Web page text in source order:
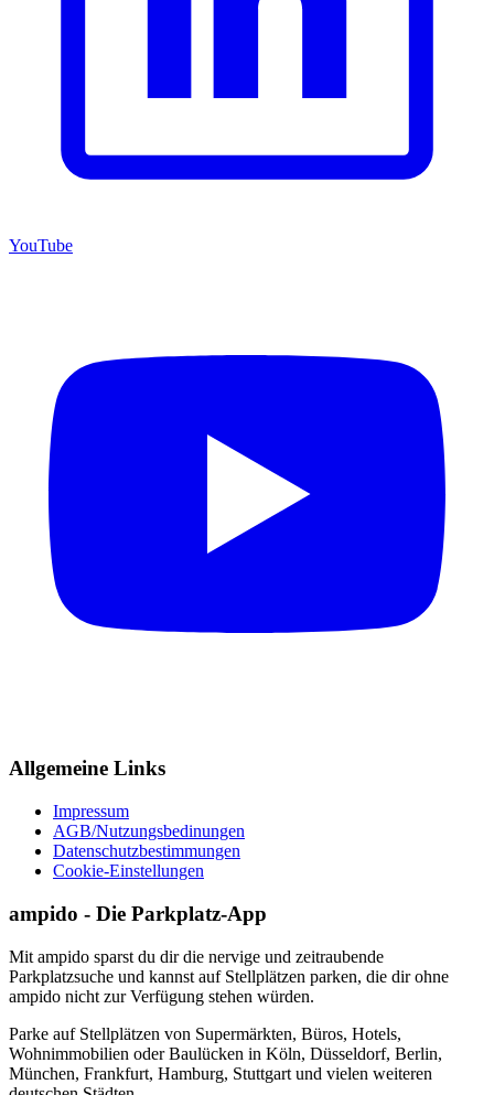
YouTube
Allgemeine Links
Impressum
AGB/Nutzungsbedinungen
Datenschutzbestimmungen
Cookie-Einstellungen
ampido - Die Parkplatz-App
Mit ampido sparst du dir die nervige und zeitraubende
Parkplatzsuche und kannst auf Stellplätzen parken, die dir ohne
ampido nicht zur Verfügung stehen würden.
Parke auf Stellplätzen von Supermärkten, Büros, Hotels,
Wohnimmobilien oder Baulücken in Köln, Düsseldorf, Berlin,
München, Frankfurt, Hamburg, Stuttgart und vielen weiteren